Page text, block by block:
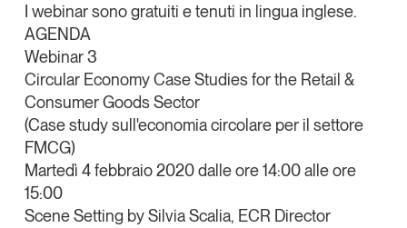
Tendenze è il magazine di GS1 Italy che racconta in
modo indipendente il cambiamento e le sfide del largo
consumo e dell’economia a professionisti e
consumatori
GS1 Italy
GS1 Italy
I webinar sono gratuiti e tenuti in lingua inglese.
AGENDA
Webinar 3
Circular Economy Case Studies for the Retail &
Consumer Goods Sector
(Case study sull'economia circolare per il settore
FMCG)
Martedì 4 febbraio 2020 dalle ore 14:00 alle ore
15:00
Scene Setting bySilvia Scalia, ECR Director